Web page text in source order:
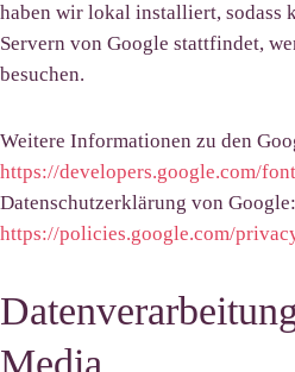
haben wir lokal installiert, sodass
Servern von Google stattfindet,
besuchen.
Weitere Informationen zu den
https://developers.google.com/
Datenschutzerklärung von Google:
https://policies.google.com/
Media